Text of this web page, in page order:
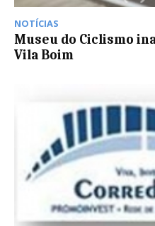
NOTÍCIAS
Museu do Ciclismo
Vila Boim